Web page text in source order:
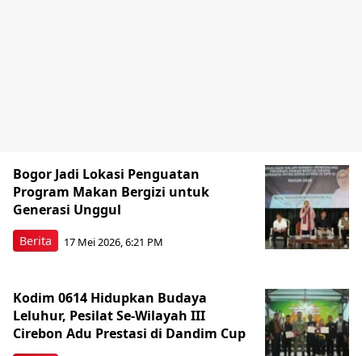
Berita
Bogor Jadi Lokasi Penguatan
Program Makan Bergizi untuk
Generasi Unggul
17 Mei 2026, 6:21 PM
Kodim 0614 Hidupkan Budaya
Leluhur, Pesilat Se-Wilayah III
Cirebon Adu Prestasi di Dandim Cup